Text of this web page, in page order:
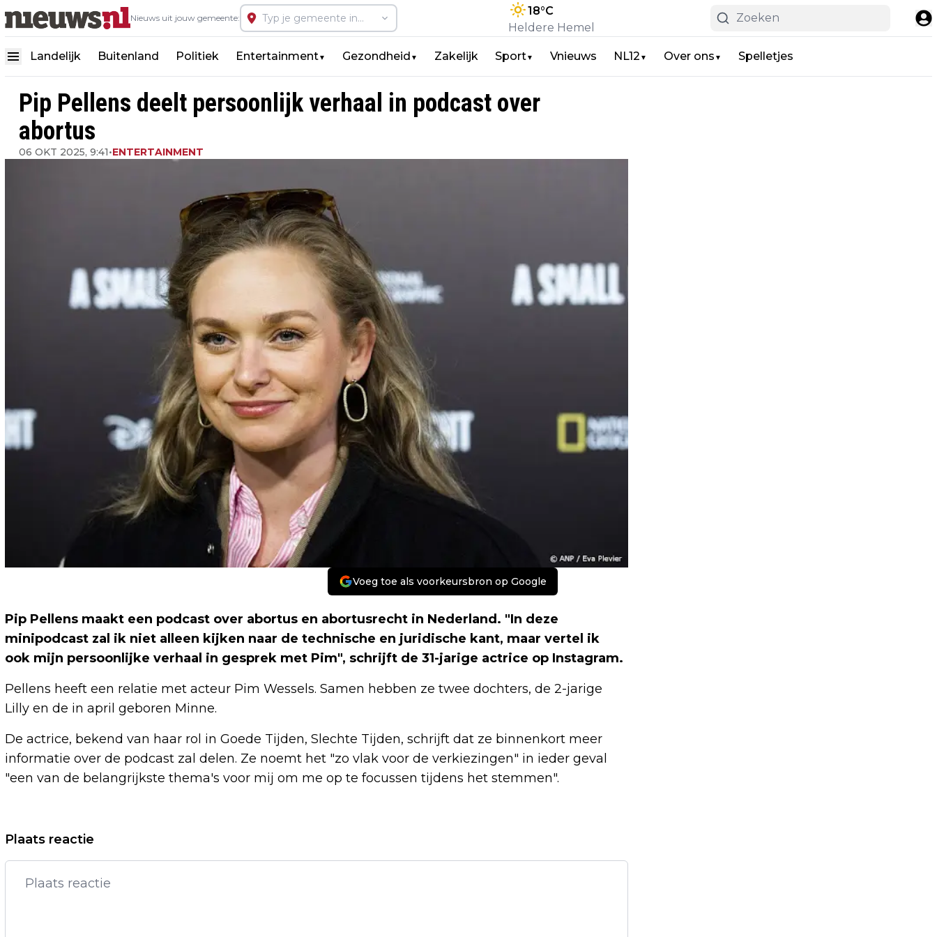
Nieuws uit jouw gemeente:
18°C
Heldere Hemel
Landelijk Buitenland Politiek Entertainment▼ Gezondheid ▼ Zakelijk Sport▼ Vnieuws NL12 ▼ Over ons ▼ Spelletjes
Pip Pellens deelt persoonlijk verhaal in podcast over
abortus
06 OKT 2025, 9:41•ENTERTAINMENT
Voeg toe als voorkeursbron op Google
Pip Pellens maakt een podcast over abortus en abortusrecht in Nederland. "In deze
minipodcast zal ik niet alleen kijken naar de technische en juridische kant, maar vertel ik
ook mijn persoonlijke verhaal in gesprek met Pim", schrijft de 31-jarige actrice op Instagram.
Pellens heeft een relatie met acteur Pim Wessels. Samen hebben ze twee dochters, de 2-jarige
Lilly en de in april geboren Minne.
De actrice, bekend van haar rol in Goede Tijden, Slechte Tijden, schrijft dat ze binnenkort meer
informatie over de podcast zal delen. Ze noemt het "zo vlak voor de verkiezingen" in ieder geval
"een van de belangrijkste thema's voor mij om me op te focussen tijdens het stemmen".
Vorig artikel
AEX-INDEX SCHERPT RECORDSTAND
VERDER AAN, ASML STERKSTE STIJGER
MAN (40) OPGEPAKT VOOR DOOD
Plaats reactie